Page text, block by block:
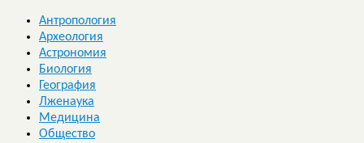
Антропология
Археология
Астрономия
Биология
География
Лженаука
Медицина
Общество